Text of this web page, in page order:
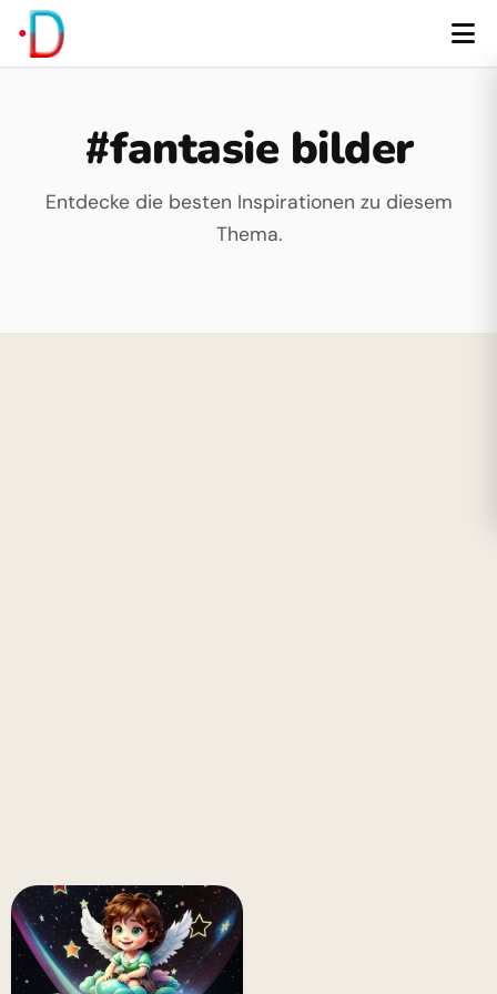
#fantasie bilder
Entdecke die besten Inspirationen zu diesem
Thema.